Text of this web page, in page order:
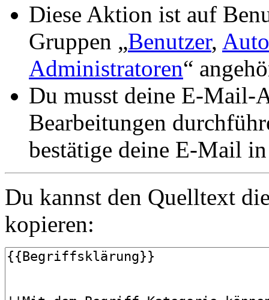
Diese Aktion ist auf
Gruppen „Benutzer,
Administratoren“
Du musst deine E-Mail-
Bearbeitungen
bestätige deine E-Mail
Du kannst den Quelltext
kopieren: